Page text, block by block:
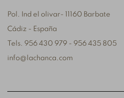
Pol. Ind el olivar- 11160 Barbate
Cádiz - España
Tels. 956 430 979 - 956 435 805
info@lachanca.com